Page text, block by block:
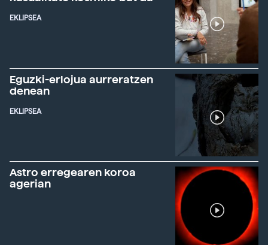
EKLIPSEA
Eguzki-erlojua aurreratzen
denean
EKLIPSEA
Astro erregearen koroa
agerian